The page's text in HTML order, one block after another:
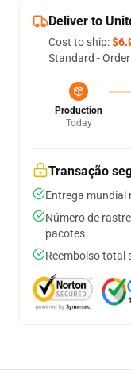
Deliver to
Cost to ship:
Standard -
Production
Today
Transação
Entrega mundial
Número de
pacotes
Reembolso total